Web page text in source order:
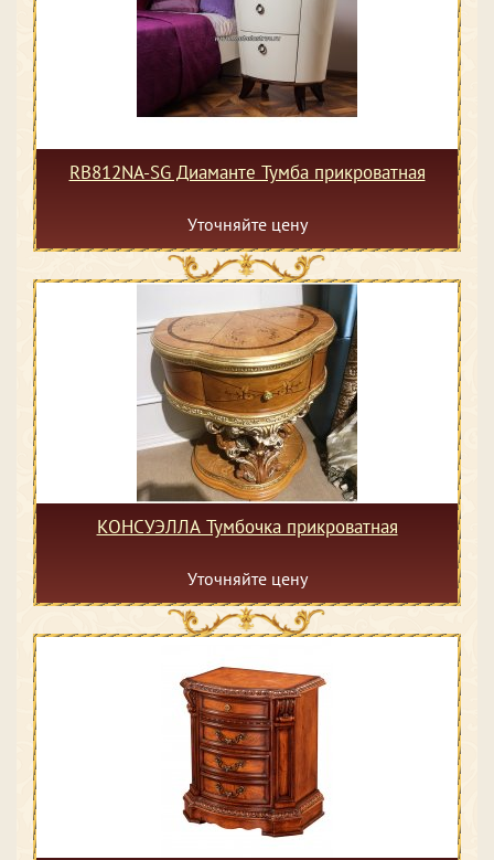
RB812NA-SG Диаманте Тумба прикроватная
Уточняйте цену
КОНСУЭЛЛА Тумбочка прикроватная
Уточняйте цену